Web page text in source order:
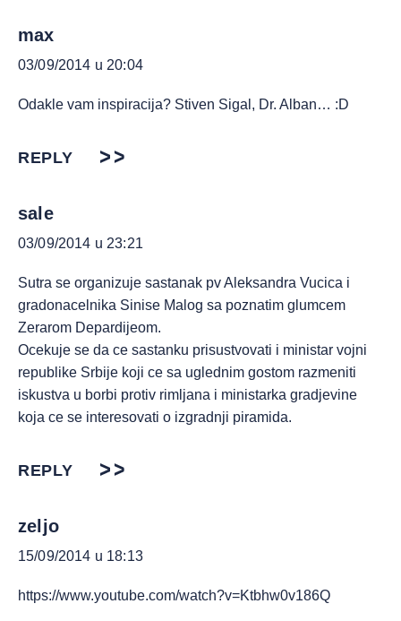
max
03/09/2014 u 20:04
Odakle vam inspiracija? Stiven Sigal, Dr. Alban… :D
REPLY
sale
03/09/2014 u 23:21
Sutra se organizuje sastanak pv Aleksandra Vucica i
gradonacelnika Sinise Malog sa poznatim glumcem
Zerarom Depardijeom.
Ocekuje se da ce sastanku prisustvovati i ministar vojni
republike Srbije koji ce sa uglednim gostom razmeniti
iskustva u borbi protiv rimljana i ministarka gradjevine
koja ce se interesovati o izgradnji piramida.
REPLY
zeljo
15/09/2014 u 18:13
https://www.youtube.com/watch?v=Ktbhw0v186Q